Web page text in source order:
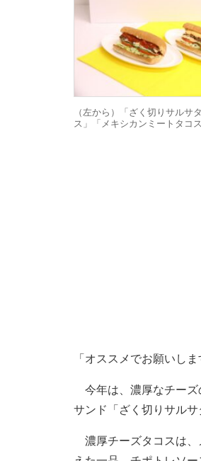
（左から）「ざく切りサルサ
ス」「メキシカンミートタコス
「オススメでお願いし
今年は、濃厚なチーズ
サンド「ざく切りサルサ
濃厚チーズタコスは、